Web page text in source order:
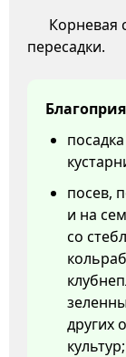
Корневая
пересадки.
посев,
и на
со
других
культур;